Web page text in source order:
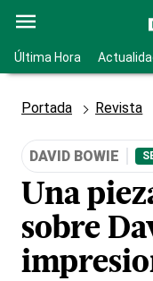
Última Hora
Portada Revista
DAVID BOWIE
Una
sobre